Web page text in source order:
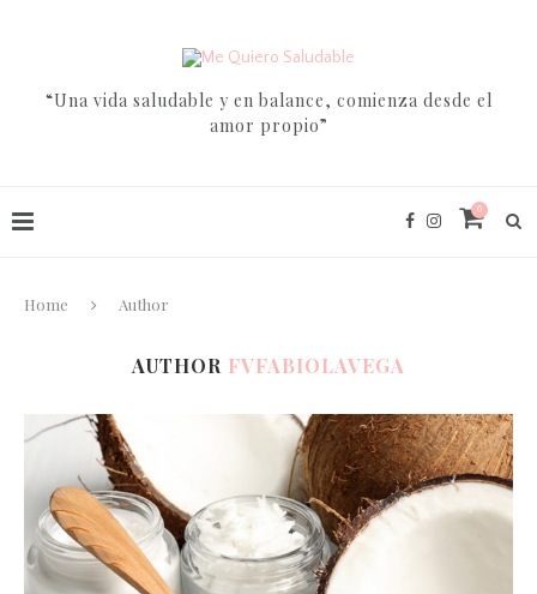
“Una vida saludable y en balance, comienza desde el
amor propio”
0
Home Author
AUTHOR FVFABIOLAVEGA